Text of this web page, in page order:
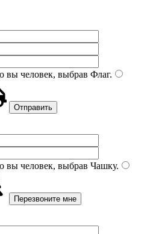
вы человек, выбрав Флаг.
вы человек, выбрав Чашку.